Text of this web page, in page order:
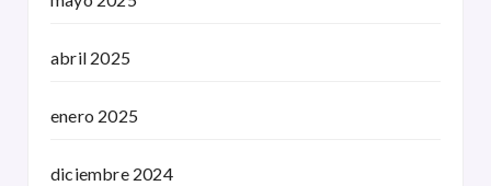
abril 2025
enero 2025
diciembre 2024